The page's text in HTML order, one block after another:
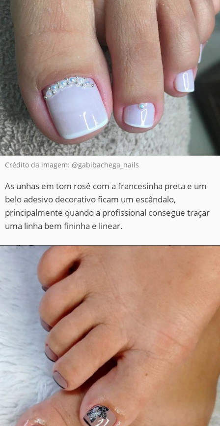
Crédito da imagem: @gabibachega_nails
As unhas em tom rosé com a francesinha preta e um
belo adesivo decorativo ficam um escândalo,
principalmente quando a profissional consegue traçar
uma linha bem fininha e linear.